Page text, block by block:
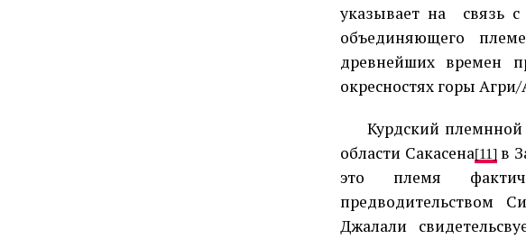
указывает на
связь
объединяющего
древнейших времен
окресностях горы Агри/
Курдский
области Сакасена[11]в
это племя
предводительством
Джалали